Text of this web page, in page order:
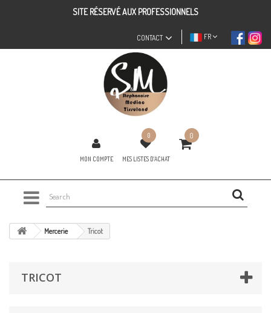
SITE RÉSERVÉ AUX PROFESSIONNELS
FR
CONTACT
MON COMPTE
0
MES LISTES D'ACHAT
0
Mercerie Tricot
TRICOT